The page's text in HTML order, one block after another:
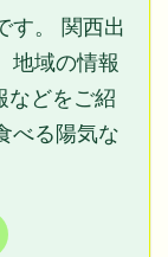
す。 関西出
地域の情報
などをご紹
べる陽気な